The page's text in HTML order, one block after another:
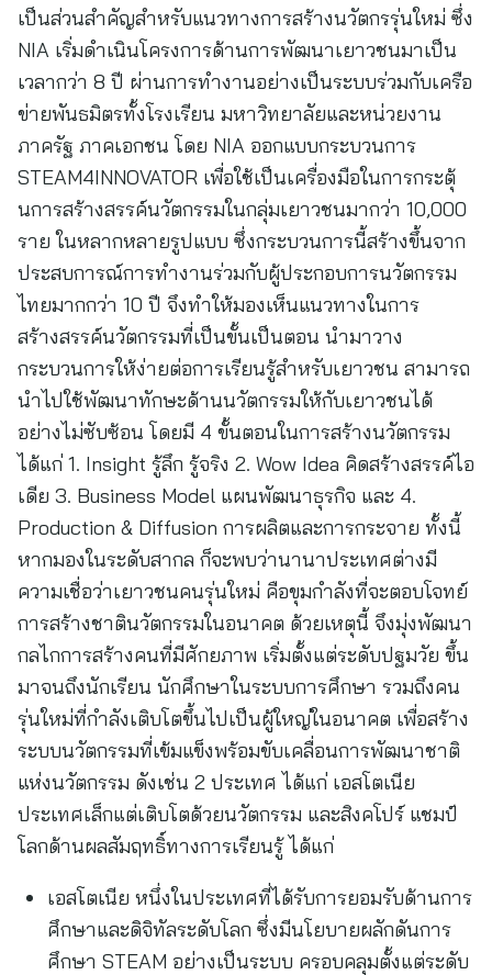
เป็นส่วนสำคัญสำหรับแนวทางการสร้างนวัตกรรุ่นใหม่ ซึ่ง
NIA เริ่มดำเนินโครงการด้านการพัฒนาเยาวชนมาเป็น
เวลากว่า 8 ปี ผ่านการทำงานอย่างเป็นระบบร่วมกับเครือ
ข่ายพันธมิตรทั้งโรงเรียน มหาวิทยาลัยและหน่วยงาน
ภาครัฐ ภาคเอกชน โดย NIA ออกแบบกระบวนการ
STEAM4INNOVATOR เพื่อใช้เป็นเครื่องมือในการกระตุ้
นการสร้างสรรค์นวัตกรรมในกลุ่มเยาวชนมากว่า 10,000
ราย ในหลากหลายรูปแบบ ซึ่งกระบวนการนี้สร้างขึ้นจาก
ประสบการณ์การทำงานร่วมกับผู้ประกอบการนวัตกรรม
ไทยมากกว่า 10 ปี จึงทำให้มองเห็นแนวทางในการ
สร้างสรรค์นวัตกรรมที่เป็นขั้นเป็นตอน นำมาวาง
กระบวนการให้ง่ายต่อการเรียนรู้สำหรับเยาวชน สามารถ
นำไปใช้พัฒนาทักษะด้านนวัตกรรมให้กับเยาวชนได้
อย่างไม่ซับซ้อน โดยมี 4 ขั้นตอนในการสร้างนวัตกรรม
ได้แก่ 1. Insight รู้ลึก รู้จริง 2. Wow Idea คิดสร้างสรรค์ไอ
เดีย 3. Business Model แผนพัฒนาธุรกิจ และ 4.
Production & Diffusion การผลิตและการกระจาย ทั้งนี้
หากมองในระดับสากล ก็จะพบว่านานาประเทศต่างมี
ความเชื่อว่าเยาวชนคนรุ่นใหม่ คือขุมกำลังที่จะตอบโจทย์
การสร้างชาตินวัตกรรมในอนาคต ด้วยเหตุนี้ จึงมุ่งพัฒนา
กลไกการสร้างคนที่มีศักยภาพ เริ่มตั้งแต่ระดับปฐมวัย ขึ้น
มาจนถึงนักเรียน นักศึกษาในระบบการศึกษา รวมถึงคน
รุ่นใหม่ที่กำลังเติบโตขึ้นไปเป็นผู้ใหญ่ในอนาคต เพื่อสร้าง
ระบบนวัตกรรมที่เข้มแข็งพร้อมขับเคลื่อนการพัฒนาชาติ
แห่งนวัตกรรม ดังเช่น 2 ประเทศ ได้แก่ เอสโตเนีย
ประเทศเล็กแต่เติบโตด้วยนวัตกรรม และสิงคโปร์ แชมป์
โลกด้านผลสัมฤทธิ์ทางการเรียนรู้ ได้แก่
เอสโตเนีย หนึ่งในประเทศที่ได้รับการยอมรับด้านการ
ศึกษาและดิจิทัลระดับโลก ซึ่งมีนโยบายผลักดันการ
ศึกษา STEAM อย่างเป็นระบบ ครอบคลุมตั้งแต่ระดับ